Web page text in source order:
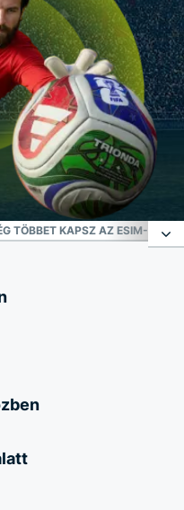
TÖBBET KAPSZ AZ ESIM-
os FIFA labdarúgó-